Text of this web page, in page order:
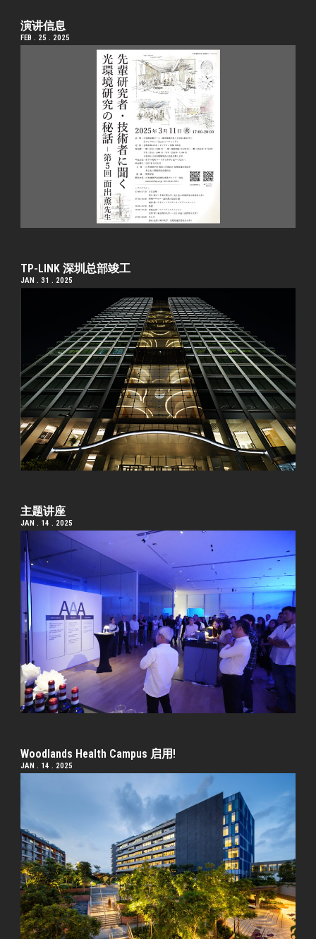
演讲信息
FEB . 25 . 2025
TP-LINK 深圳总部竣工
JAN . 31 . 2025
主题讲座
JAN . 14 . 2025
Woodlands Health Campus 启用!
JAN . 14 . 2025